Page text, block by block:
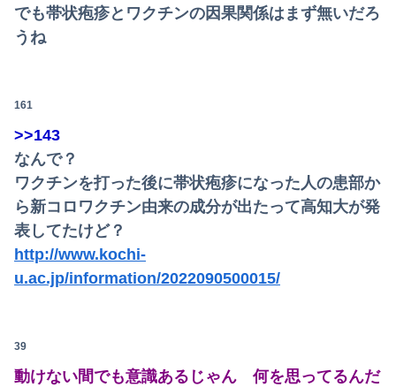
でも帯状疱疹とワクチンの因果関係はまず無いだろ
うね
161
>>143
なんで？
ワクチンを打った後に帯状疱疹になった人の患部か
ら新コロワクチン由来の成分が出たって高知大が発
表してたけど？
http://www.kochi-
u.ac.jp/information/2022090500015/
39
動けない間でも意識あるじゃん 何を思ってるんだ